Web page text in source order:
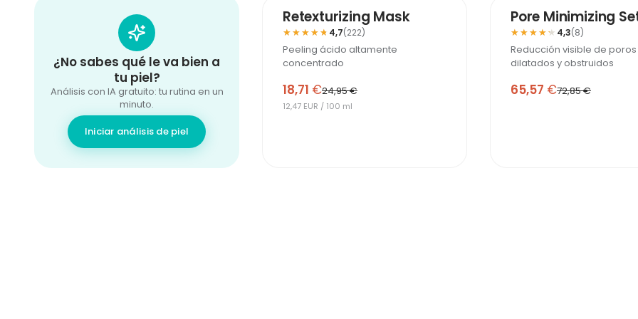
¿No sabes qué le va bien a
tu piel?
Análisis con IA gratuito: tu rutina en un
minuto.
Iniciar análisis de piel
Retexturizing Mask
★★★★★
★★★★★ 4,7(222)
Peeling ácido altamente
concentrado
18,71 €24,95 €
12,47 EUR / 100 ml
Pore Minimizing
★★★★★
★★★★★ 4,3(8)
Reducción visible de poros
dilatados y obstruidos
65,57 €72,85 €